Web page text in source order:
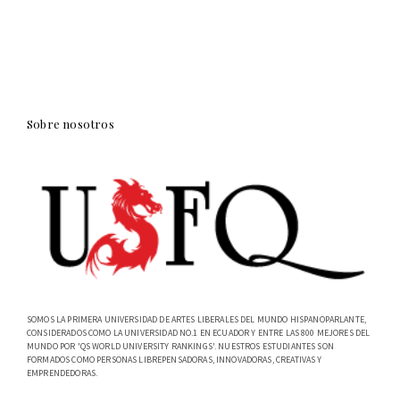
Sobre nosotros
SOMOS LA PRIMERA UNIVERSIDAD DE ARTES LIBERALES DEL MUNDO HISPANOPARLANTE,
CONSIDERADOS COMO LA UNIVERSIDAD NO.1 EN ECUADOR Y ENTRE LAS 800 MEJORES DEL
MUNDO POR 'QS WORLD UNIVERSITY RANKINGS'. NUESTROS ESTUDIANTES SON
FORMADOS COMO PERSONAS LIBREPENSADORAS, INNOVADORAS, CREATIVAS Y
EMPRENDEDORAS.